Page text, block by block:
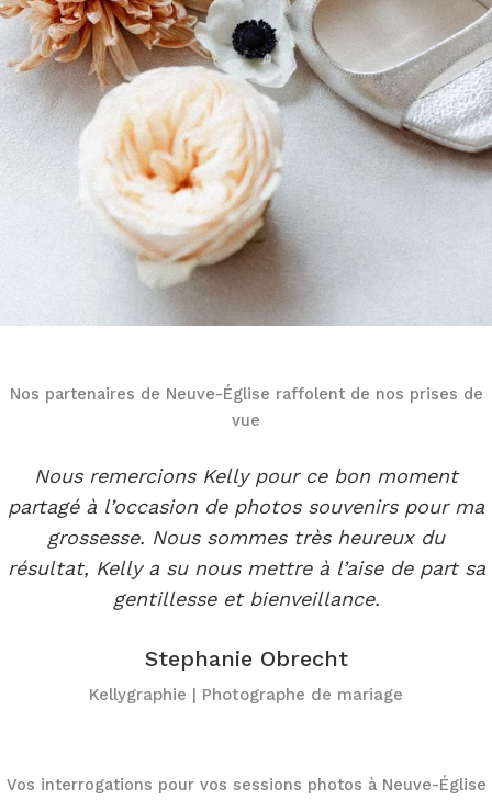
Nos partenaires de Neuve-Église raffolent de nos prises de
vue
Nous remercions Kelly pour ce bon moment
partagé à l’occasion de photos souvenirs pour ma
grossesse. Nous sommes très heureux du
résultat, Kelly a su nous mettre à l’aise de part sa
gentillesse et bienveillance.
Stephanie Obrecht
Kellygraphie | Photographe de mariage
Vos interrogations pour vos sessions photos à Neuve-Église